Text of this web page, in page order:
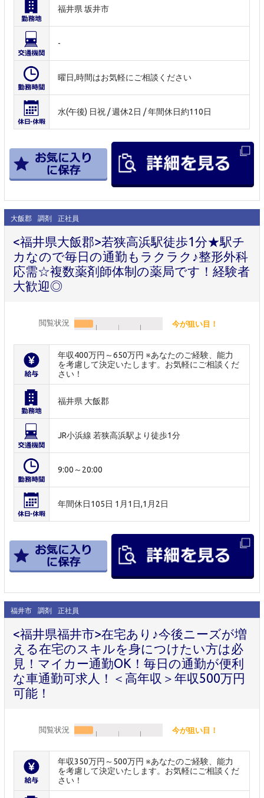
福井県 坂井市
-
曜日,時間はお気軽にご相談ください
水(午後) 日祝 / 週休2日 / 年間休日約110日
大飯郡 調剤 正社員
<福井県大飯郡>若狭高浜駅徒歩1分★駅チ
カなので毎日の通勤もラクラク♪整形外科
応需☆複数薬剤師体制の薬局です！経験者
大歓迎◎
閲覧状況 今が狙い目！
年収400万円～650万円 ※あなたのご経験、能力
を考慮して決定いたします。お気軽にご相談くだ
さい！
福井県 大飯郡
JR小浜線 若狭高浜駅より徒歩1分
9:00～20:00
年間休日105日 1月1日,1月2日
福井市 調剤 正社員
<福井県福井市>在宅あり♪今後ニーズが増
える在宅のスキルを身につけたい方は必
見！マイカー通勤OK！毎日の通勤が便利
な車通勤可求人！＜高年収＞年収500万円
可能！
閲覧状況 今が狙い目！
年収350万円～500万円 ※あなたのご経験、能力
を考慮して決定いたします。お気軽にご相談くだ
さい！